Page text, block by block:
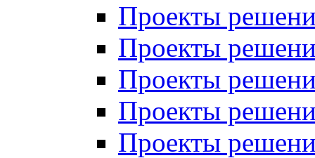
Проекты
Проекты
Проекты
Проекты
Проекты